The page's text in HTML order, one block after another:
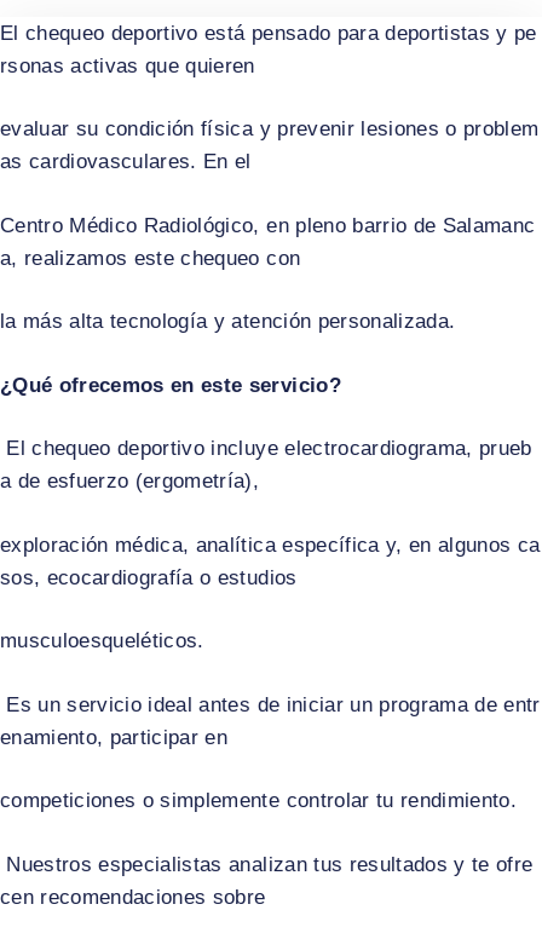
El chequeo deportivo está pensado para deportistas y pe
rsonas activas que quieren
evaluar su condición física y prevenir lesiones o problem
as cardiovasculares. En el
Centro Médico Radiológico, en pleno barrio de Salamanc
a, realizamos este chequeo con
la más alta tecnología y atención personalizada.
¿Qué ofrecemos en este servicio?
El chequeo deportivo incluye electrocardiograma, prueb
a de esfuerzo (ergometría),
exploración médica, analítica específica y, en algunos ca
sos, ecocardiografía o estudios
musculoesqueléticos.​
Es un servicio ideal antes de iniciar un programa de entr
enamiento, participar en
competiciones o simplemente controlar tu rendimiento.​
Nuestros especialistas analizan tus resultados y te ofre
cen recomendaciones sobre